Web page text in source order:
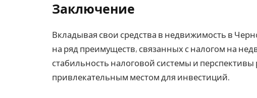
Заключение
Вкладывая свои средства в недвижимость в
на ряд преимуществ, связанных с налогом на
стабильность налоговой системы и
привлекательным местом для инвестиций.